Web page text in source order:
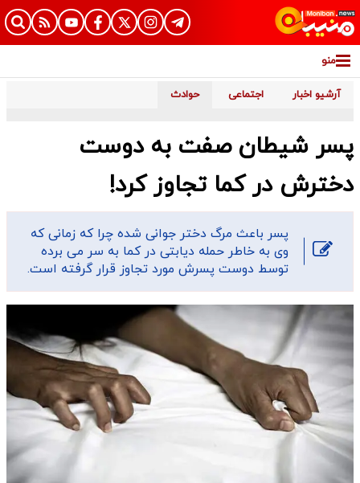
منو
آرشیو اخبار اجتماعی حوادث
پسر شیطان صفت به دوست
دخترش در کما تجاوز کرد!
پسر باعث مرگ دختر جوانی شده چرا که زمانی که
وی به خاطر حمله دیابتی در کما به سر می برده
توسط دوست پسرش مورد تجاوز قرار گرفته است.